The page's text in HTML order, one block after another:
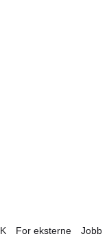
For eksterne Jobb